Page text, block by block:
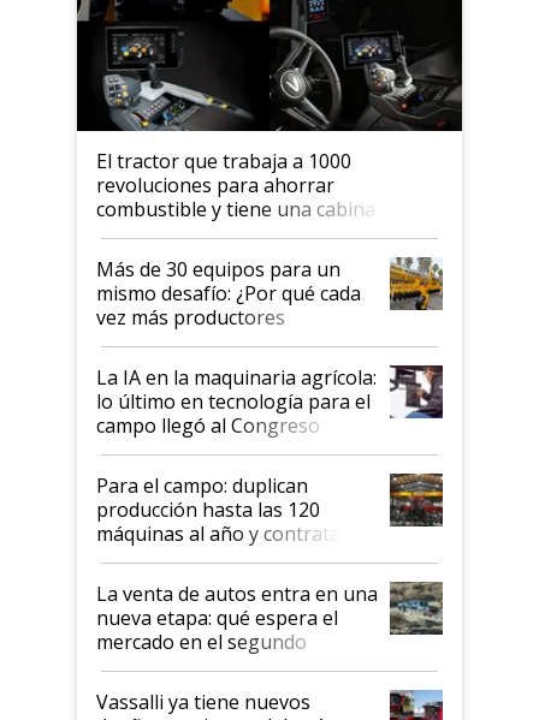
El tractor que trabaja a 1000
revoluciones para ahorrar
combustible y tiene una cabina que
parece una computadora: lo último
en el mundo, disponible en
Argentina
Más de 30 equipos para un
mismo desafío: ¿Por qué cada
vez más productores
incorporan fertilizante bajo
tierra?
La IA en la maquinaria agrícola:
lo último en tecnología para el
campo llegó al Congreso
Aapresid 2026
Para el campo: duplican
producción hasta las 120
máquinas al año y contratan
especialistas de la industria
automotriz para lograrlo
La venta de autos entra en una
nueva etapa: qué espera el
mercado en el segundo
semestre
Vassalli ya tiene nuevos